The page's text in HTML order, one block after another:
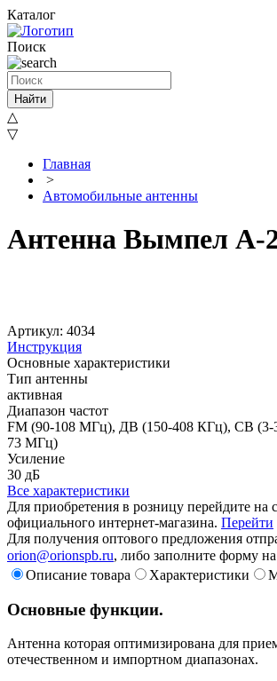
Каталог
Поиск
Найти
△
▽
Главная
>
Автомобильные антенны
Антенна Вымпел А-
Артикул: 4034
Инструкция
Основные характеристики
Тип антенны
активная
Диапазон частот
FM (90-108 МГц), ДВ (150-408 КГц), СВ
73 МГц)
Усиление
30 дБ
Все характеристики
Для приобретения в розницу перейдите на
официального интернет-магазина. Перейти
Для получения оптового предложения
orion@orionspb.ru, либо заполните форму на
Описание товара Характеристики
Основные функции.
Антенна которая оптимизирована для
отечественном и импортном диапазонах.